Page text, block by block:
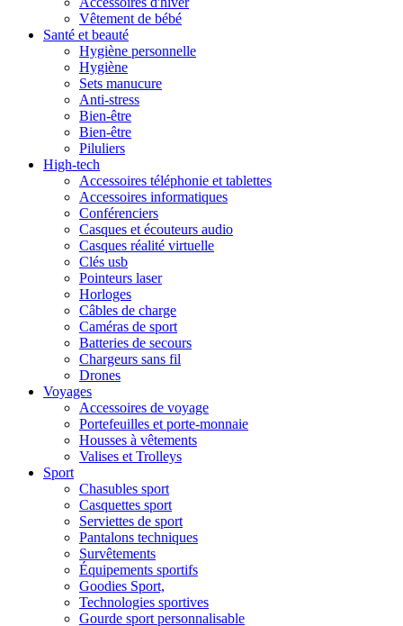
Vêtement de bébé
Santé et beauté
Hygiène personnelle
Hygiène
Sets manucure
Anti-stress
Bien-être
Bien-être
Piluliers
High-tech
Accessoires téléphonie et tablettes
Accessoires informatiques
Conférenciers
Casques et écouteurs audio
Casques réalité virtuelle
Clés usb
Pointeurs laser
Horloges
Câbles de charge
Caméras de sport
Batteries de secours
Chargeurs sans fil
Drones
Voyages
Accessoires de voyage
Portefeuilles et porte-monnaie
Housses à vêtements
Valises et Trolleys
Sport
Chasubles sport
Casquettes sport
Serviettes de sport
Pantalons techniques
Survêtements
Équipements sportifs
Goodies Sport,
Technologies sportives
Gourde sport personnalisable